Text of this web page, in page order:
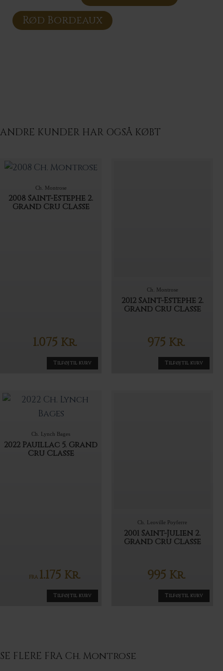
Rød Bordeaux
ANDRE KUNDER HAR OGSÅ KØBT
Ch. Montrose
2008 Saint-Estephe 2.
Grand Cru Classe
1.075 Kr.
Tilføj til kurv
Ch. Montrose
2012 Saint-Estephe 2.
Grand Cru Classe
975 Kr.
Tilføj til kurv
Ch. Lynch Bages
2022 Pauillac 5. Grand
Cru Classe
FRA 1.175 Kr.
Tilføj til kurv
Ch. Leoville Poyferre
2001 Saint-Julien 2.
Grand Cru Classe
995 Kr.
Tilføj til kurv
SE FLERE FRA Ch. Montrose